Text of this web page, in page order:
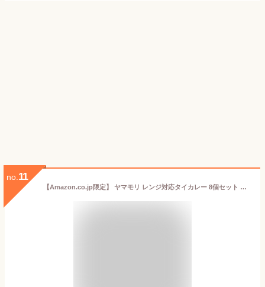
no. 11
【Amazon.co.jp限定】 ヤマモリ レンジ対応タイカレー 8個セット 【セット買い】